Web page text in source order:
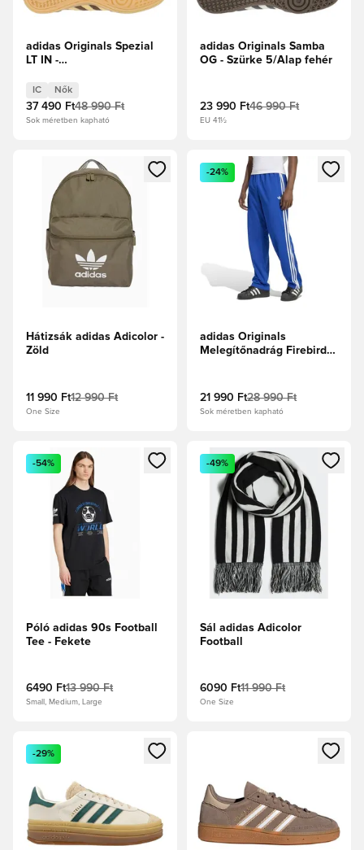
adidas Originals Spezial
LT IN -
Árnyalat/Csodafehér Női
IC Nők
37 490 Ft48 990 Ft
Sok méretben kapható
adidas Originals Samba
OG - Szürke 5/Alap fehér
23 990 Ft46 990 Ft
EU 41½
Megnyit egy modált a bejelentkezéshez vagy a tagként
Hátizsák adidas Adicolor -
Zöld
11 990 Ft12 990 Ft
One Size
Megnyit egy modált a
-24%
adidas Originals
Melegítőnadrág Firebird -
21 990 Ft28 990 Ft
Sok méretben kapható
Megnyit egy modált a bejelentkezéshez vagy a tagként
-54%
Póló adidas 90s Football
Tee - Fekete
6490 Ft13 990 Ft
Small, Medium, Large
Megnyit egy modált a
-49%
Sál adidas Adicolor
Football
6090 Ft11 990 Ft
One Size
Megnyit egy modált a bejelentkezéshez vagy a tagként
-29%
Megnyit egy modált a